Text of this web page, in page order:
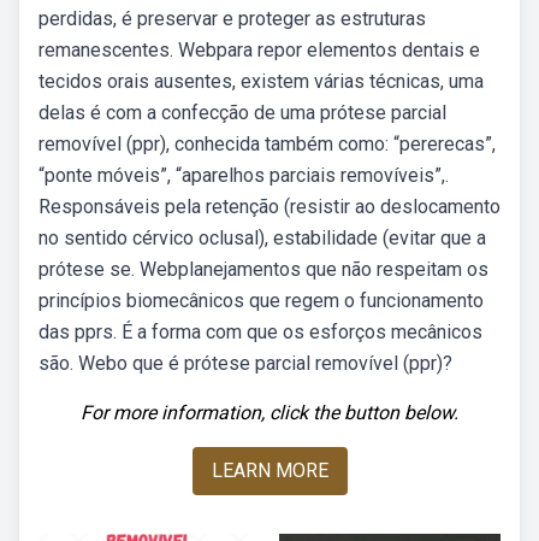
perdidas, é preservar e proteger as estruturas
remanescentes. Webpara repor elementos dentais e
tecidos orais ausentes, existem várias técnicas, uma
delas é com a confecção de uma prótese parcial
removível (ppr), conhecida também como: “pererecas”,
“ponte móveis”, “aparelhos parciais removíveis”,.
Responsáveis pela retenção (resistir ao deslocamento
no sentido cérvico oclusal), estabilidade (evitar que a
prótese se. Webplanejamentos que não respeitam os
princípios biomecânicos que regem o funcionamento
das pprs. É a forma com que os esforços mecânicos
são. Webo que é prótese parcial removível (ppr)?
For more information, click the button below.
LEARN MORE